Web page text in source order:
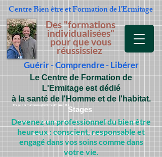
Centre Bien être et Formationde l'Ermitage
Guérir - Comprendre - Libérer
Des "formations
individualisées"
pour que vous
réussissiez
Le Centre de Formation de
L'Ermitage est dédié
à la santé de l'Homme et de l'habitat.
Stages
Magnétisme - Géobiologie - Radiesthésie - Passeur d'âmes - Développement
personnel - Alchimie - Nettoyage et protection énergétique
Stage Formation magnétisme Avignon 84
Devenez un professionnel du bien être
heureux : conscient, responsable et
engagé dans vos soins comme dans
votre vie.